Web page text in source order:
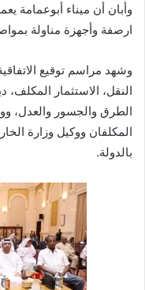
وأبان أن ميناء أبوعمامة
ارصفة وأجهزة مناولة
وشهد مراسم توقيع
النقل، الاستثمار المكلف،
الطرق والجسور والعدل،
المكلفان ووكيل وزارة
بالدولة.